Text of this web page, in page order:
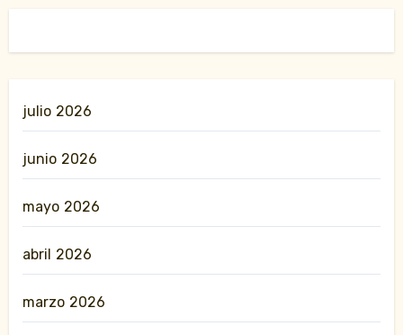
julio 2026
junio 2026
mayo 2026
abril 2026
marzo 2026